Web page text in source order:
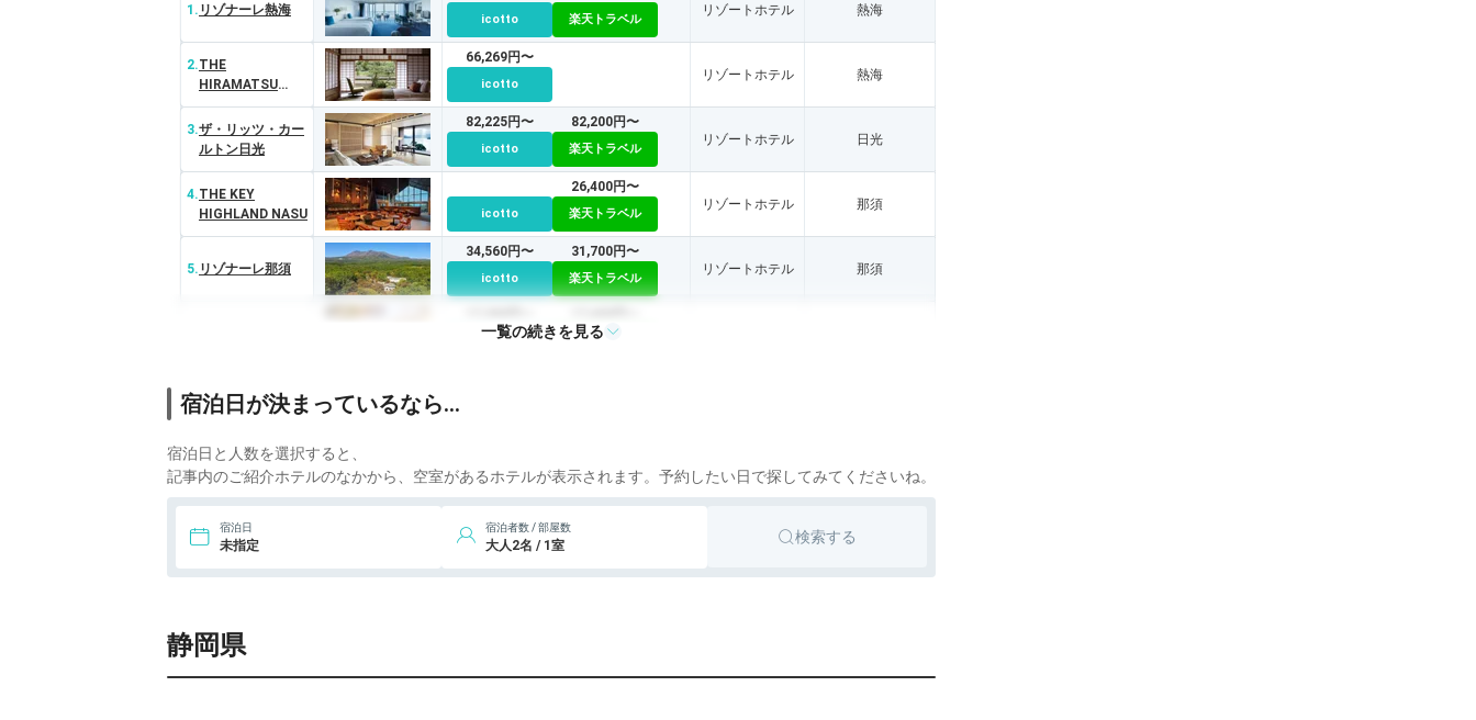
1. リゾナーレ熱海
icotto 楽天トラベル
リゾートホテル 熱海
2.THE
HIRAMATSU
HOTELS＆
RESORTS 熱海
66,269円〜
icotto
リゾートホテル 熱海
3.ザ・リッツ・カー
ルトン日光
82,225円〜
icotto
82,200円〜
楽天トラベル
リゾートホテル 日光
4.THE KEY
HIGHLAND NASU
icotto
26,400円〜
楽天トラベル
リゾートホテル 那須
5. リゾナーレ那須
34,560円〜
icotto
31,700円〜
楽天トラベル
リゾートホテル 那須
icotto 楽天トラベル
7.リゾナーレ八ヶ岳
8. THE SHINRA 森
羅
icotto 楽天トラベル
Beachside
Onsen Resort ゆ
icotto
21,800円〜
楽天トラベル
リゾートホテル 鋸南、南房総
10.鴨川グランドホ
11,760円〜 10,900円〜
11.平砂浦ビーチホ
一覧の続きを見る
宿泊日が決まっているなら…
宿泊日と人数を選択すると、
記事内のご紹介ホテルのなかから、空室があるホテルが表示されます。予約したい日で探してみてくださいね。
宿泊日
未指定
宿泊者数 / 部屋数
大人2名 / 1室 検索する
静岡県